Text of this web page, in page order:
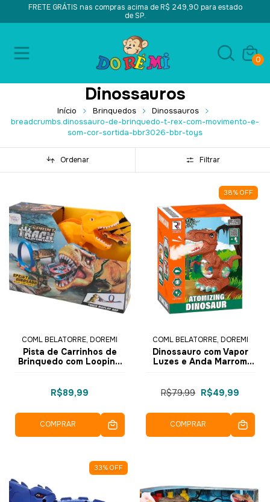
FRETE GRÁTIS nas compras acima de R$ 249,90 para estado
de SP.
0
Dinossauros
Início Brinquedos
Dinossauros
breadcrumbs.dinossauro-de-brinquedo-t-rex-com-movimento-e-
som-cor-sortida-bbr3026-bbr-toys
Ordenar Filtrar
COML BELATORRE, DOREMI
Pista de Carrinhos de
Brinquedo com Looping
R$89,99
COMPRAR
38% OFF
COML BELATORRE, DOREMI
Dinossauro com Vapor
Luzes e Anda Marrom
R$79,99 R$49,99
COMPRAR
33% OFF